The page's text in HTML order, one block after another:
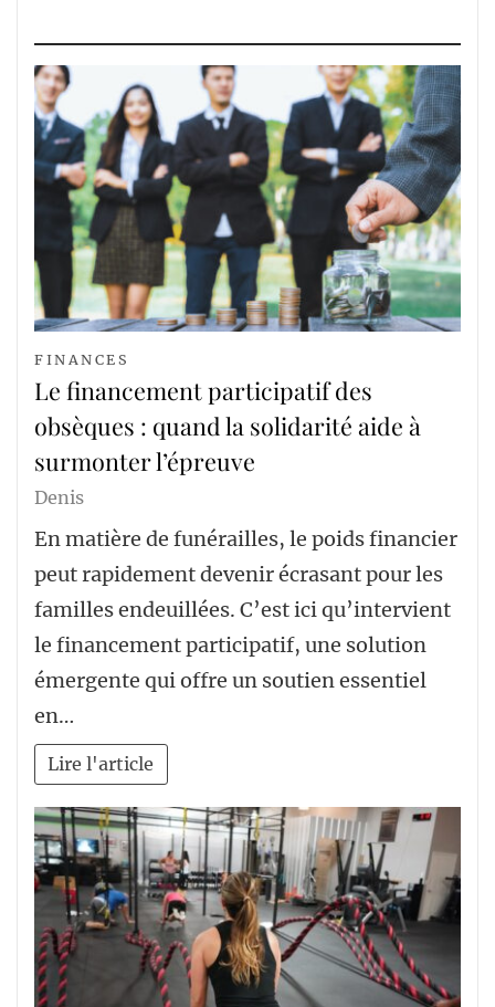
FINANCES
Le financement participatif des
obsèques : quand la solidarité aide à
surmonter l’épreuve
Denis
En matière de funérailles, le poids financier
peut rapidement devenir écrasant pour les
familles endeuillées. C’est ici qu’intervient
le financement participatif, une solution
émergente qui offre un soutien essentiel
en…
Lire l'article